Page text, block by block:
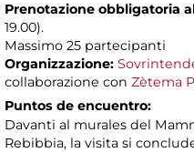
Prenotazione obbligatoria
19.00).
Massimo 25 partecipanti
Organizzazione:
collaborazione con Zètema
Puntos de encuentro:
Davanti al murales del
Rebibbia, la visita si